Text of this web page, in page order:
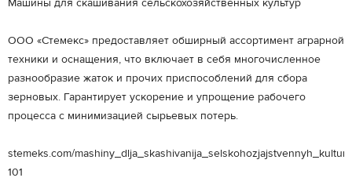
Машины для скашивания сельскохозяйственных культур
ООО «Стемекс» предоставляет обширный ассортимент аграрной
техники и оснащения, что включает в себя многочисленное
разнообразие жаток и прочих приспособлений для сбора
зерновых. Гарантирует ускорение и упрощение рабочего
процесса с минимизацией сырьевых потерь.
stemeks.com/mashiny_dlja_skashivanija_selskohozjajstvennyh_kultur-
101